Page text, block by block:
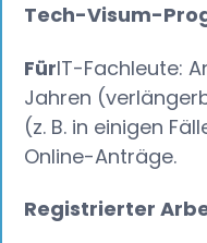
Tech-Visum-
FürIT-Fachleute:
Jahren
(z. B. in einigen
Online-Anträge.
Registrierter